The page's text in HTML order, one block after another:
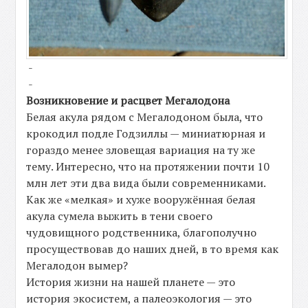
-
-
Возникновение и расцвет Мегалодона
Белая акула рядом с Мегалодоном была, что
крокодил подле Годзиллы — миниатюрная и
гораздо менее зловещая вариация на ту же
тему. Интересно, что на протяжении почти 10
млн лет эти два вида были современниками.
Как же «мелкая» и хуже вооружённая белая
акула сумела выжить в тени своего
чудовищного родственника, благополучно
просуществовав до наших дней, в то время как
Мегалодон вымер?
История жизни на нашей планете — это
история экосистем, а палеоэкология — это